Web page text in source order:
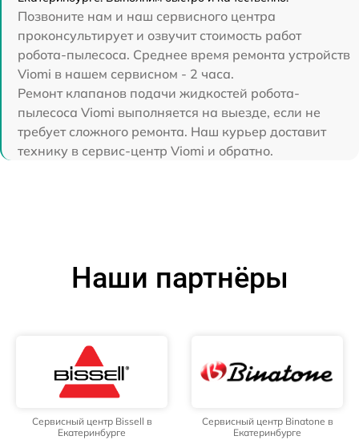
Позвоните нам и наш сервисного центра
проконсультирует и озвучит стоимость работ
робота-пылесоса. Среднее время ремонта устройств
Viomi в нашем сервисном - 2 часа.
Ремонт клапанов подачи жидкостей робота-
пылесоса Viomi выполняется на выезде, если не
требует сложного ремонта. Наш курьер доставит
технику в сервис-центр Viomi и обратно.
Наши партнёры
Сервисный центр Bissell в
Екатеринбурге
Сервисный центр Binatone в
Екатеринбурге